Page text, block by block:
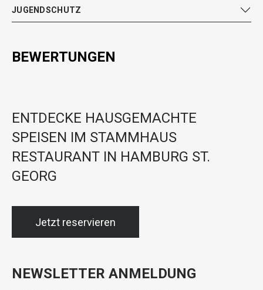
JUGENDSCHUTZ
BEWERTUNGEN
ENTDECKE HAUSGEMACHTE
SPEISEN IM STAMMHAUS
RESTAURANT IN HAMBURG ST.
GEORG
Jetzt reservieren
NEWSLETTER ANMELDUNG